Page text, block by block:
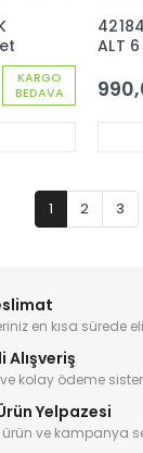
KARGO
BEDAVA
ALT
1 2 3
en kısa sürede
Alışveriş
kolay ödeme
Yelpazesi
ürün ve kampanya